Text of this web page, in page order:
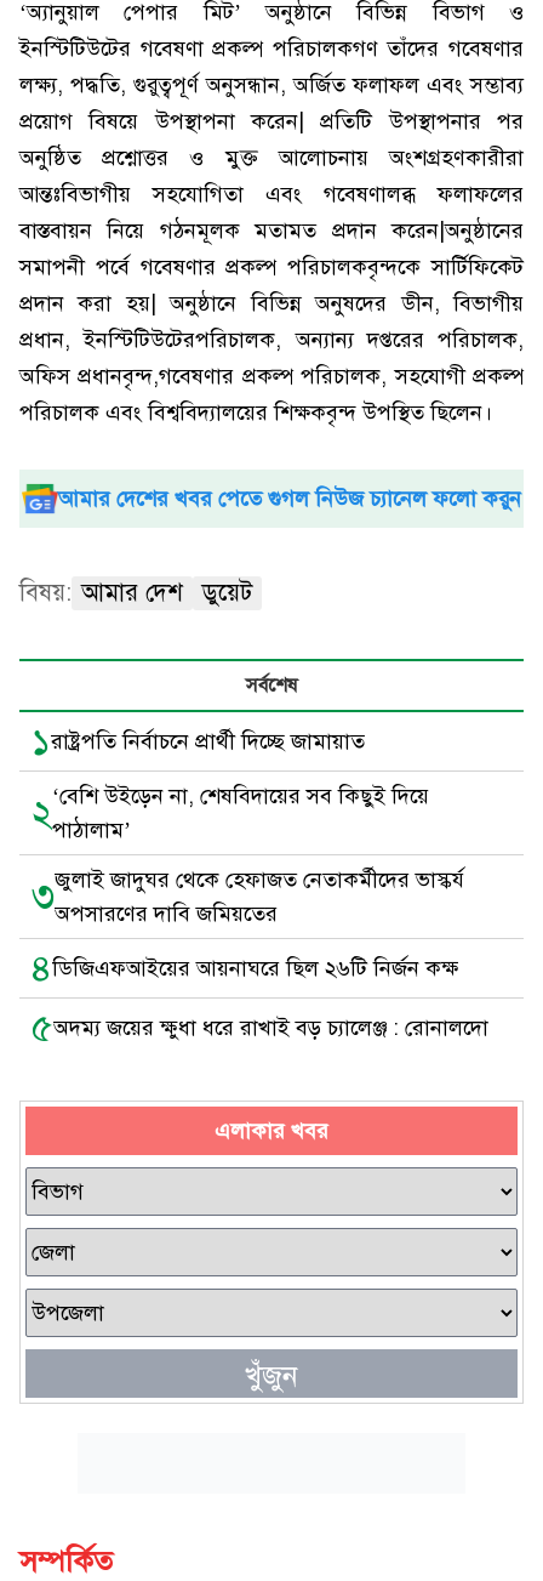
‘অ্যানুয়াল পেপার মিট’ অনুষ্ঠানে বিভিন্ন বিভাগ ও
ইনস্টিটিউটের গবেষণা প্রকল্প পরিচালকগণ তাঁদের গবেষণার
লক্ষ্য, পদ্ধতি, গুরুত্বপূর্ণ অনুসন্ধান, অর্জিত ফলাফল এবং সম্ভাব্য
প্রয়োগ বিষয়ে উপস্থাপনা করেন| প্রতিটি উপস্থাপনার পর
অনুষ্ঠিত প্রশ্নোত্তর ও মুক্ত আলোচনায় অংশগ্রহণকারীরা
আন্তঃবিভাগীয় সহযোগিতা এবং গবেষণালব্ধ ফলাফলের
বাস্তবায়ন নিয়ে গঠনমূলক মতামত প্রদান করেন|অনুষ্ঠানের
সমাপনী পর্বে গবেষণার প্রকল্প পরিচালকবৃন্দকে সার্টিফিকেট
প্রদান করা হয়| অনুষ্ঠানে বিভিন্ন অনুষদের ডীন, বিভাগীয়
প্রধান, ইনস্টিটিউটেরপরিচালক, অন্যান্য দপ্তরের পরিচালক,
অফিস প্রধানবৃন্দ,গবেষণার প্রকল্প পরিচালক, সহযোগী প্রকল্প
পরিচালক এবং বিশ্ববিদ্যালয়ের শিক্ষকবৃন্দ উপস্থিত ছিলেন।
আমার দেশের খবর পেতে গুগল নিউজ চ্যানেল ফলো করুন
বিষয়: আমার দেশ ডুয়েট
সর্বশেষ
১রাষ্ট্রপতি নির্বাচনে প্রার্থী দিচ্ছে জামায়াত
২‘বেশি উইড়েন না, শেষবিদায়ের সব কিছুই দিয়ে
পাঠালাম’
৩জুলাই জাদুঘর থেকে হেফাজত নেতাকর্মীদের ভাস্কর্য
অপসারণের দাবি জমিয়তের
৪ডিজিএফআইয়ের আয়নাঘরে ছিল ২৬টি নির্জন কক্ষ
৫অদম্য জয়ের ক্ষুধা ধরে রাখাই বড় চ্যালেঞ্জ : রোনালদো
এলাকার খবর
খুঁজুন
সম্পর্কিত